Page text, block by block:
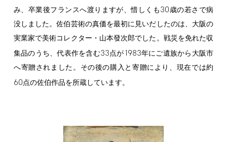
み、卒業後フランスへ渡りますが、惜しくも30歳の若さで病
没しました。佐伯芸術の真価を最初に見いだしたのは、大阪の
実業家で美術コレクター・山本發次郎でした。戦災を免れた収
集品のうち、代表作を含む33点が1983年にご遺族から大阪市
へ寄贈されました。その後の購入と寄贈により、現在では約
60点の佐伯作品を所蔵しています。